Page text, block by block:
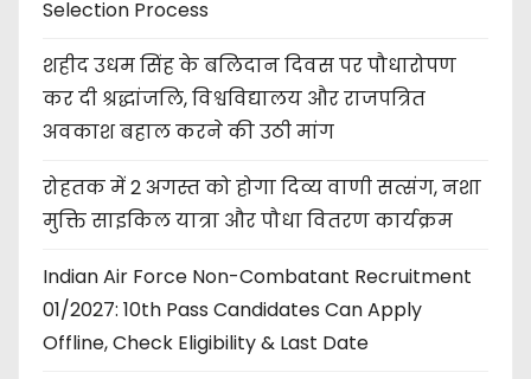
Selection Process
शहीद उधम सिंह के बलिदान दिवस पर पौधारोपण
कर दी श्रद्धांजलि, विश्वविद्यालय और राजपत्रित
अवकाश बहाल करने की उठी मांग
रोहतक में 2 अगस्त को होगा दिव्य वाणी सत्संग, नशा
मुक्ति साइकिल यात्रा और पौधा वितरण कार्यक्रम
Indian Air Force Non-Combatant Recruitment
01/2027: 10th Pass Candidates Can Apply
Offline, Check Eligibility & Last Date